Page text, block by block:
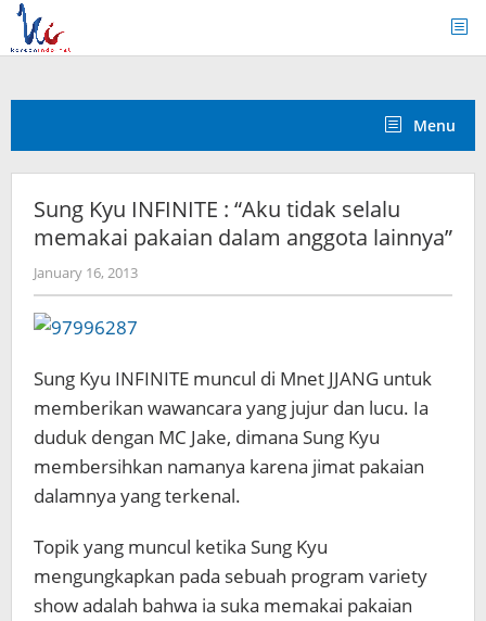
Skip
content
Menu
Sung Kyu INFINITE : “Aku tidak selalu
memakai pakaian dalam anggota lainnya”
January 16, 2013by
Koreanindo
Sung Kyu INFINITE muncul di Mnet JJANG untuk
memberikan wawancara yang jujur ​​dan lucu. Ia
duduk dengan MC Jake, dimana Sung Kyu
membersihkan namanya karena jimat pakaian
dalamnya yang terkenal.
Topik yang muncul ketika Sung Kyu
mengungkapkan pada sebuah program variety
show adalah bahwa ia suka memakai pakaian